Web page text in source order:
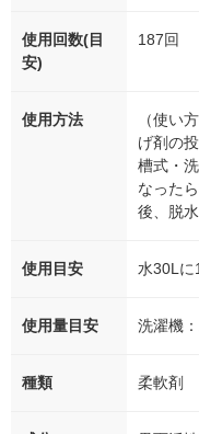
使用回数(目
安)
187回
使用方法
（使い
げ剤の
槽式・
なった
後、脱水
使用目安 水30Lに
使用量目安 洗濯機
種類 柔軟剤